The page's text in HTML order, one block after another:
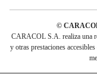
©
CARACOL S.A. realiza una
y otras prestaciones